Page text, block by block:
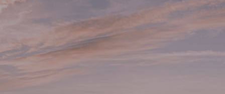
Fachbücher und allgemeine
Buchhandlung
Geöffnetvon Montag bis Freitag, 8 bis 16